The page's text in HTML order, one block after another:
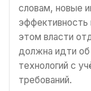
словам, новые
этом власти
должна идти об
технологий с
требований.